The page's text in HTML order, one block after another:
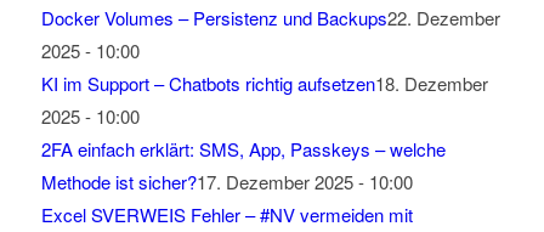
Docker Volumes – Persistenz und Backups22. Dezember
2025 - 10:00
KI im Support – Chatbots richtig aufsetzen18. Dezember
2025 - 10:00
2FA einfach erklärt: SMS, App, Passkeys – welche
Methode ist sicher?17. Dezember 2025 - 10:00
Excel SVERWEIS Fehler – #NV vermeiden mit